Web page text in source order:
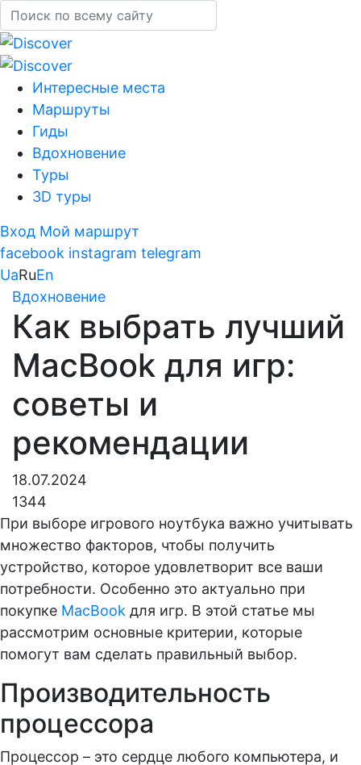
Интересные места
Маршруты
Гиды
Вдохновение
Туры
3D туры
Вход Мой маршрут
facebook instagram telegram
UaRuEn
Вдохновение
Как выбрать лучший
MacBook для игр:
советы и
рекомендации
18.07.2024
1344
При выборе игрового ноутбука важно учитывать
множество факторов, чтобы получить
устройство, которое удовлетворит все ваши
потребности. Особенно это актуально при
покупке MacBook для игр. В этой статье мы
рассмотрим основные критерии, которые
помогут вам сделать правильный выбор.
Производительность
процессора
Процессор – это сердце любого компьютера, и